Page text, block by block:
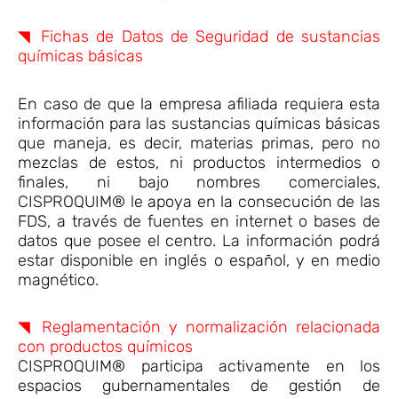
◥ Fichas de Datos de Seguridad de sustancias
químicas básicas
En caso de que la empresa afiliada requiera esta
información para las sustancias químicas básicas
que maneja, es decir, materias primas, pero no
mezclas de estos, ni productos intermedios o
finales, ni bajo nombres comerciales,
CISPROQUIM® le apoya en la consecución de las
FDS, a través de fuentes en internet o bases de
datos que posee el centro. La información podrá
estar disponible en inglés o español, y en medio
magnético.
◥ Reglamentación y normalización relacionada
con productos químicos
CISPROQUIM® participa activamente en los
espacios gubernamentales de gestión de